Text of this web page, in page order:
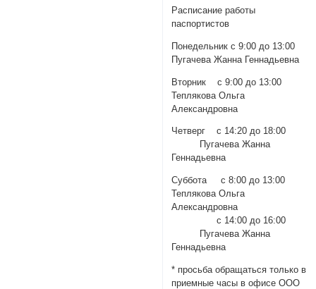
Расписание работы
паспортистов
Понедельник с 9:00 до 13:00
Пугачева Жанна Геннадьевна
Вторник с 9:00 до 13:00
Теплякова Ольга
Александровна
Четверг с 14:20 до 18:00
Пугачева Жанна
Геннадьевна
Суббота с 8:00 до 13:00
Теплякова Ольга
Александровна
c 14:00 до 16:00
Пугачева Жанна
Геннадьевна
* просьба обращаться только в
приемные часы в офисе ООО